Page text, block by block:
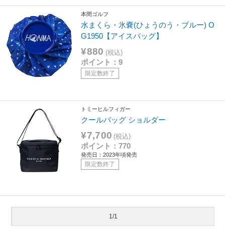
本間ゴルフ
水まくら・氷嚢(ひょうのう・ブルー) O
G1950【アイスバッグ】
¥880 (税込)
ポイント：9
限定数終了
トミーヒルフィガー
クールバッグ ショルダー
¥7,700 (税込)
ポイント：770
発売日：2023年頃発売
限定数終了
1/1